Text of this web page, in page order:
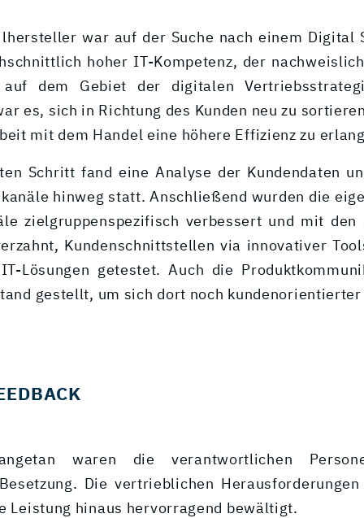
war auf der Suche nach einem Digital
hoher IT-Kompetenz, der
dem Gebiet der digitalen
es, sich in Richtung des Kunden neu zu
mit dem Handel eine höhere Effizienz zu
Schritt fand eine Analyse der Kundendaten
hinweg statt. Anschließend wurden die
zielgruppenspezifisch verbessert und mit den
Kundenschnittstellen via innovativer
Lösungen getestet. Auch die
gestellt, um sich dort noch
waren die verantwortlichen
Die vertrieblichen
Leistung hinaus hervorragend bewältigt.